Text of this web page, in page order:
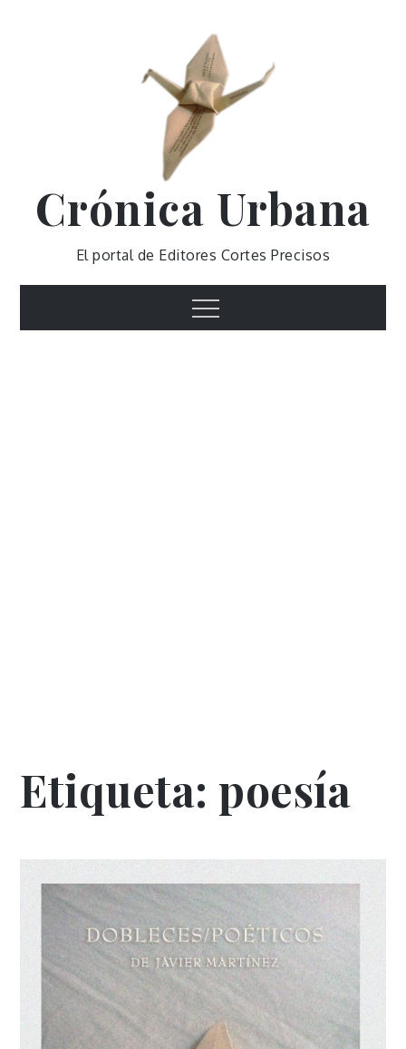
Crónica Urbana
El portal de Editores Cortes Precisos
Menu
Etiqueta:poesía